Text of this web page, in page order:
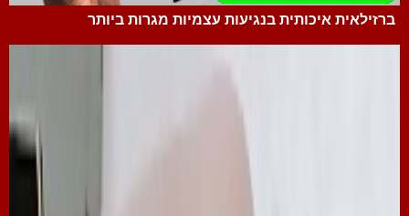
ברזילאית איכותית בנגיעות עצמיות מגרות ביותר